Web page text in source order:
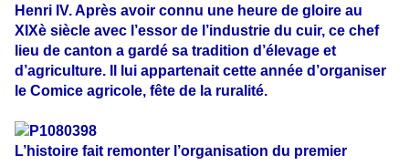
Henri IV. Après avoir connu une heure de gloire au
XIXè siècle avec l’essor de l’industrie du cuir, ce chef
lieu de canton a gardé sa tradition d’élevage et
d’agriculture. Il lui appartenait cette année d’organiser
le Comice agricole, fête de la ruralité.
L’histoire fait remonter l’organisation du premier